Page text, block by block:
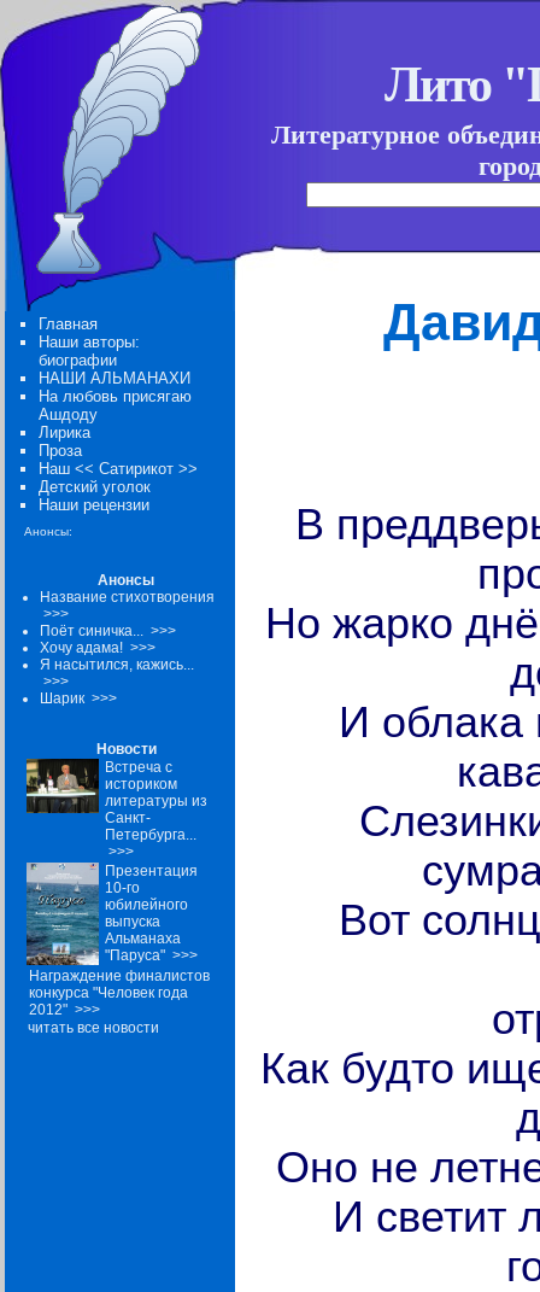
Лито
Литературное
Главная
Наши авторы:
биографии
НАШИ АЛЬМАНАХИ
На любовь присягаю
Ашдоду
Лирика
Проза
Наш << Сатирикот >>
Детский уголок
Наши рецензии
Анонсы:
Анонсы
Название стихотворения
>>>
Поёт синичка... >>>
Хочу адама! >>>
Я насытился, кажись...
>>>
Шарик >>>
Новости
Встреча с
историком
литературы из
Санкт-
Петербурга...
>>>
Презентация
10-го
юбилейного
выпуска
Альманаха
"Паруса" >>>
Награждение финалистов
конкурса "Человек года
2012" >>>
читать все новости
В
Но жарко
И облака
Вот
Как будто
Оно не
И светит